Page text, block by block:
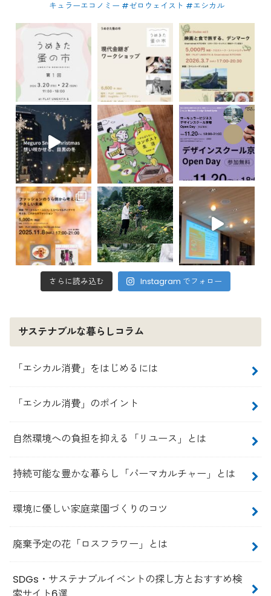
キュラーエコノミー #ゼロウェイスト #エシカル
さらに読み込む Instagram でフォロー
サステナブルな暮らしコラム
「エシカル消費」をはじめるには
「エシカル消費」のポイント
自然環境への負担を抑える「リユース」とは
持続可能な豊かな暮らし「パーマカルチャー」とは
環境に優しい家庭菜園づくりのコツ
廃棄予定の花「ロスフラワー」とは
SDGs・サステナブルイベントの探し方とおすすめ検